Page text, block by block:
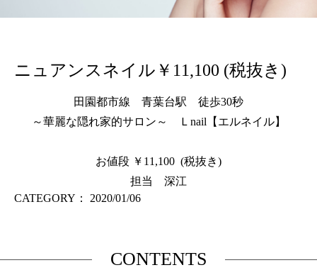
ニュアンスネイル￥11,100 (税抜き)
田園都市線 青葉台駅 徒歩30秒
～華麗な隠れ家的サロン～ Ｌnail【エルネイル】
お値段 ￥11,100 (税抜き)
担当 深江
CATEGORY：
2020/01/06
CONTENTS